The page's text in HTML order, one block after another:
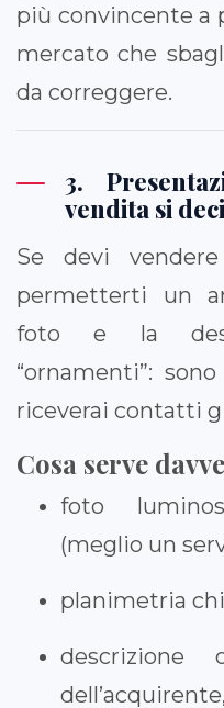
più convincente a
mercato che
da correggere.
3.
vendita si
Se devi
permetterti un
foto e la
“ornamenti”:
riceverai contatti
Cosa serve
foto
(meglio un
planimetria
descrizione